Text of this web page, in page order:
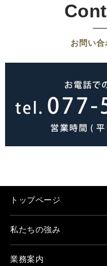
お問い
トップページ
私たちの強み
業務案内